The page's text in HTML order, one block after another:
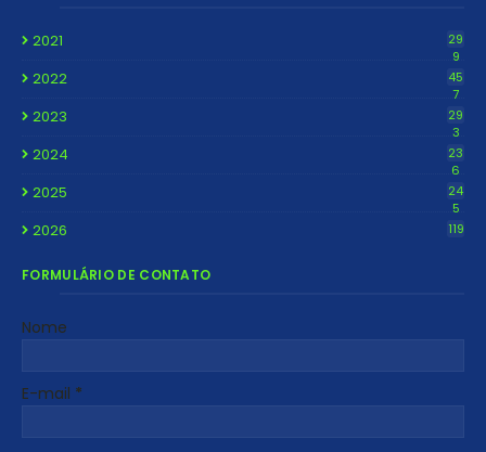
2021
29
9
2022
45
7
2023
29
3
2024
23
6
2025
24
5
2026 119
FORMULÁRIO DE CONTATO
Nome
E-mail *